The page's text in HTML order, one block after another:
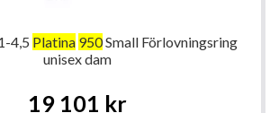
4,5 Platina 950Small Förlovningsring
unisex dam
19 101 kr